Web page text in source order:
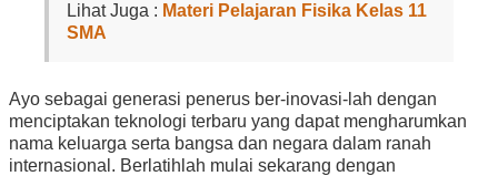
Lihat Juga : Materi Pelajaran Fisika Kelas 11
SMA
Ayo sebagai generasi penerus ber-inovasi-lah dengan
menciptakan teknologi terbaru yang dapat mengharumkan
nama keluarga serta bangsa dan negara dalam ranah
internasional. Berlatihlah mulai sekarang dengan